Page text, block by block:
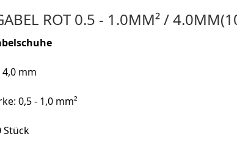
ROT 0.5 - 1.0MM² /
mm
0,5 - 1,0 mm²
Stück